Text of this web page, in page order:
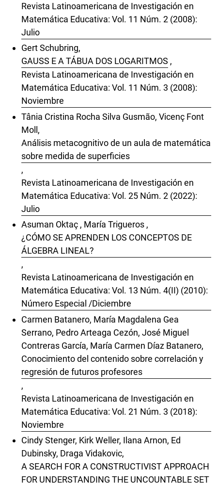
Revista Latinoamericana de Investigación en
Matemática Educativa: Vol. 11 Núm. 2 (2008):
Julio
Gert Schubring,
GAUSS E A TÁBUA DOS LOGARITMOS ,
Revista Latinoamericana de Investigación en
Matemática Educativa: Vol. 11 Núm. 3 (2008):
Noviembre
Tânia Cristina Rocha Silva Gusmão, Vicenç Font
Moll,
Análisis metacognitivo de un aula de matemática
sobre medida de superficies
,
Revista Latinoamericana de Investigación en
Matemática Educativa: Vol. 25 Núm. 2 (2022):
Julio
Asuman Oktaç , María Trigueros ,
¿CÓMO SE APRENDEN LOS CONCEPTOS DE
ÁLGEBRA LINEAL?
,
Revista Latinoamericana de Investigación en
Matemática Educativa: Vol. 13 Núm. 4(II) (2010):
Número Especial /Diciembre
Carmen Batanero, María Magdalena Gea
Serrano, Pedro Arteaga Cezón, José Miguel
Contreras García, María Carmen Díaz Batanero,
Conocimiento del contenido sobre correlación y
regresión de futuros profesores
,
Revista Latinoamericana de Investigación en
Matemática Educativa: Vol. 21 Núm. 3 (2018):
Noviembre
Cindy Stenger, Kirk Weller, Ilana Arnon, Ed
Dubinsky, Draga Vidakovic,
A SEARCH FOR A CONSTRUCTIVIST APPROACH
FOR UNDERSTANDING THE UNCOUNTABLE SET